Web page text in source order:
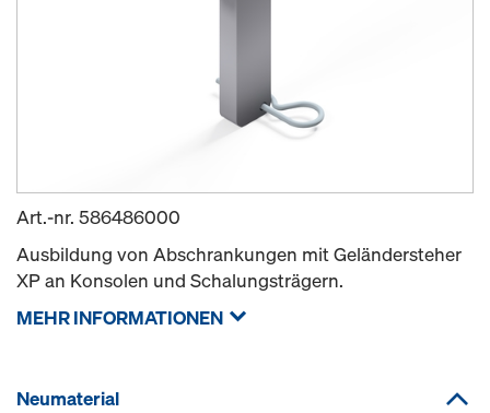
Art.-nr. 586486000
Ausbildung von Abschrankungen mit Geländersteher
XP an Konsolen und Schalungsträgern.
MEHR INFORMATIONEN
Neumaterial